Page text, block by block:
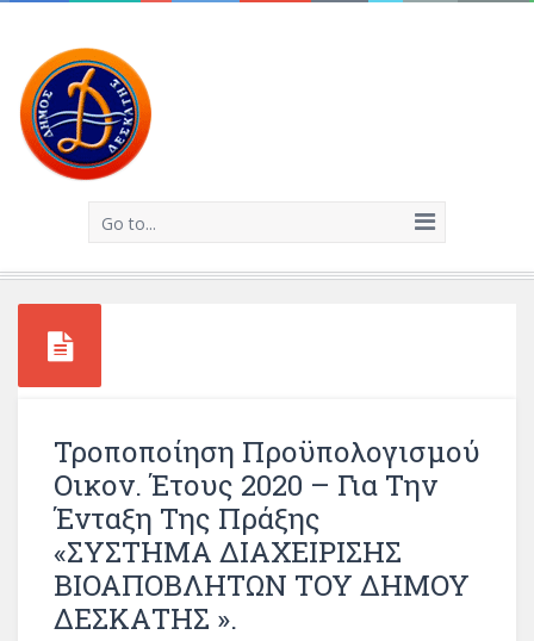
Go to...
Τροποποίηση Προϋπολογισμού
Οικον. Έτους 2020 – Για Την
Ένταξη Της Πράξης
«ΣΥΣΤΗΜΑ ΔΙΑΧΕΙΡΙΣΗΣ
ΒΙΟΑΠΟΒΛΗΤΩΝ ΤΟΥ ΔΗΜΟΥ
ΔΕΣΚΑΤΗΣ ».